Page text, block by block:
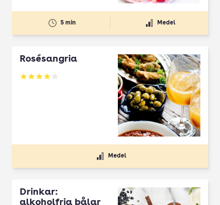
5 min Medel
Rosésangria
Betyg: 4.03 av 5
Medel
Drinkar:
alkoholfria bålar